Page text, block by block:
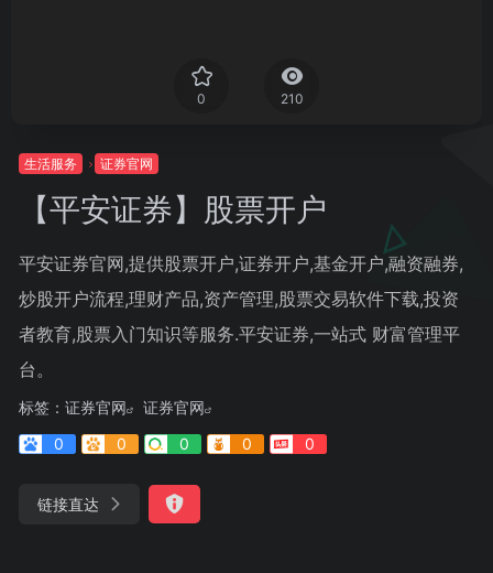
0 210
生活服务 证券官网
【平安证券】股票开户
平安证券官网,提供股票开户,证券开户,基金开户,融资融券,
炒股开户流程,理财产品,资产管理,股票交易软件下载,投资
者教育,股票入门知识等服务.平安证券,一站式 财富管理平
台。
标签： 证券官网
证券官网
0
0 0 0 0
链接直达